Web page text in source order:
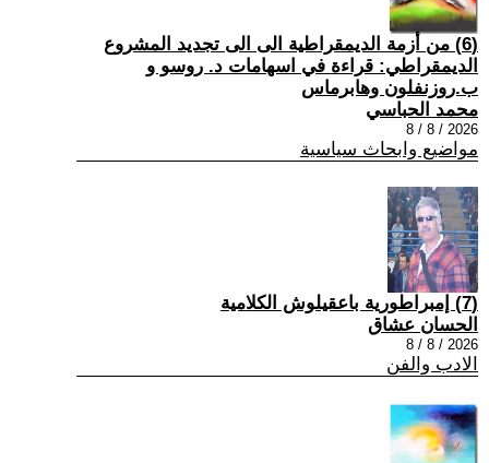
(6) من أزمة الديمقراطية الى الى تجديد المشروع
الديمقراطي: قراءة في اسهامات د. روسو و
ب.روزنفلون وهابرماس
محمد الحباسي
2026 / 8 / 8
مواضيع وابحاث سياسية
(7) إمبراطورية باعقيلوش الكلامية
الحسان عشاق
2026 / 8 / 8
الادب والفن